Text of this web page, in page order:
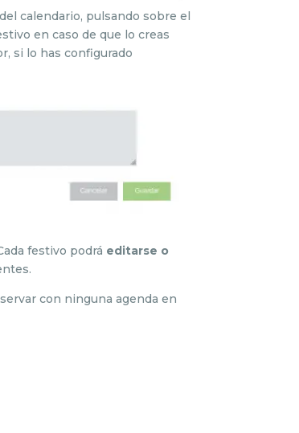
calendario, pulsando sobre el
en caso de que lo creas
si lo has configurado
festivo podrá editarse o
con ninguna agenda en